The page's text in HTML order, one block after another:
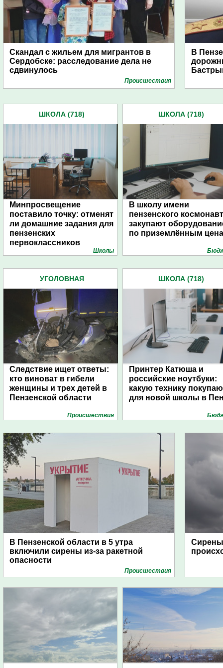
Скандал с жильем для мигрантов в
Сердобске: расследование дела не
сдвинулось
Проиcшествия
В
ШКОЛА (718)
Минпросвещение
поставило точку: отменят
ли домашние задания для
пензенских
первоклассников
Школы
ШКОЛА (718)
В школу имени
пензенского
закупают
по приземлённым
УГОЛОВНАЯ
Следствие ищет ответы:
кто виноват в гибели
женщины и трех детей в
Пензенской области
Проиcшествия
ШКОЛА (718)
Принтер Катюша и
российские ноутбуки:
какую технику
для новой школы в
В Пензенской области в 5 утра
включили сирены из-за ракетной
опасности
Проиcшествия
Сирены